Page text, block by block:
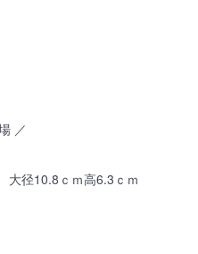
／
径10.8ｃｍ高6.3ｃｍ